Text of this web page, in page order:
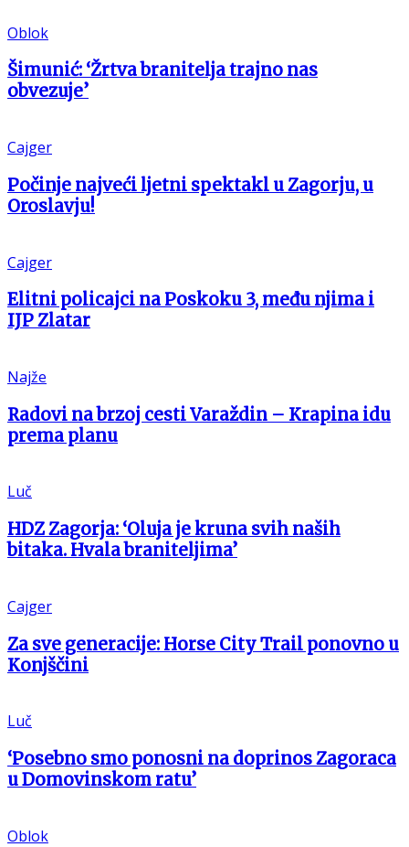
Oblok
Šimunić: ‘Žrtva branitelja trajno nas
obvezuje’
Cajger
Počinje najveći ljetni spektakl u Zagorju, u
Oroslavju!
Cajger
Elitni policajci na Poskoku 3, među njima i
IJP Zlatar
Najže
Radovi na brzoj cesti Varaždin – Krapina idu
prema planu
Luč
HDZ Zagorja: ‘Oluja je kruna svih naših
bitaka. Hvala braniteljima’
Cajger
Za sve generacije: Horse City Trail ponovno u
Konjščini
Luč
‘Posebno smo ponosni na doprinos Zagoraca
u Domovinskom ratu’
Oblok